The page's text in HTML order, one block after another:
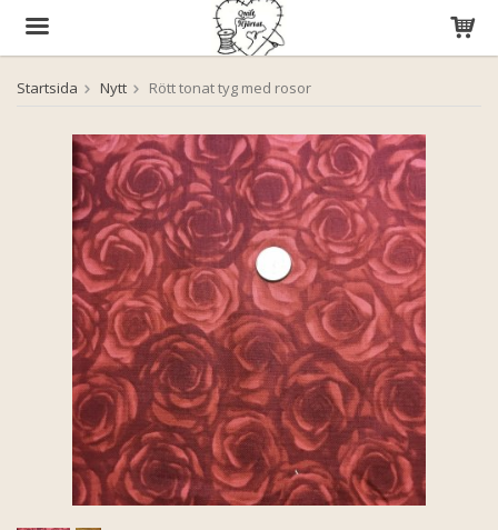
Produkten har blivit tillagd i varukorgen
Startsida Nytt Rött tonat tyg med rosor